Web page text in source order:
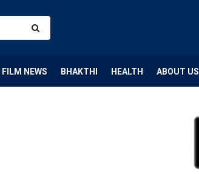
FILM NEWS BHAKTHI HEALTH ABOUT US